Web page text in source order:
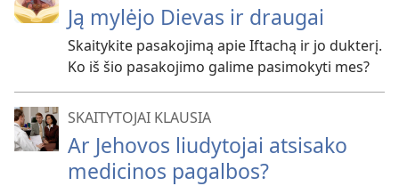
Ją mylėjo Dievas ir draugai
Skaitykite pasakojimą apie Iftachą ir jo dukterį.
Ko iš šio pasakojimo galime pasimokyti mes?
SKAITYTOJAI KLAUSIA
Ar Jehovos liudytojai atsisako
medicinos pagalbos?